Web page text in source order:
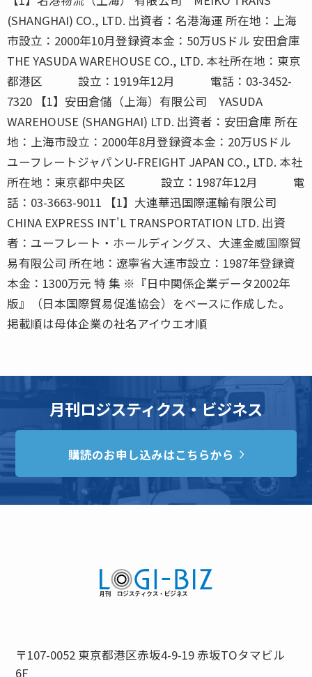
掲載順は母体企業の社名アイウエオ順
月刊ロジスティクス・ビジネス
購読のお申し込みはこちらから
〒107-0052 東京都港区赤坂4-9-19 赤坂TOタマビル
6F